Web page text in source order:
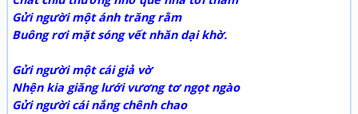
Gửi người một ánh trăng rằm
Buông rơi mặt sóng vết nhăn dại khờ.
Gửi người một cái giả vờ
Nhện kia giăng lưới vương tơ ngọt ngào
Gửi người cái nắng chênh chao